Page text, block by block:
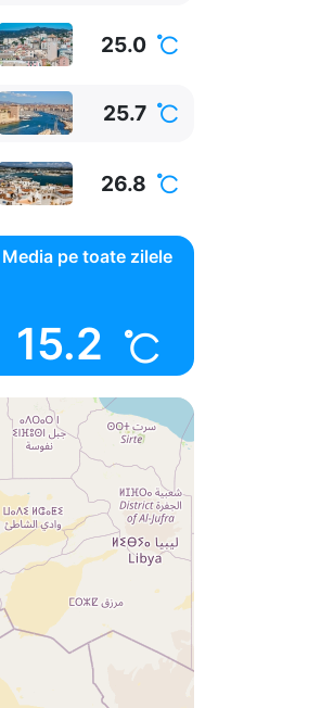
25.0
25.7
26.8
Media pe toate zilele
15.2